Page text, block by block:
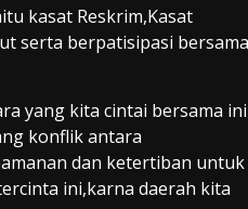
kasat Reskrim,Kasat
serta berpatisipasi bersama
yang kita cintai bersama ini
konflik antara
dan ketertiban untuk
ini,karna daerah kita